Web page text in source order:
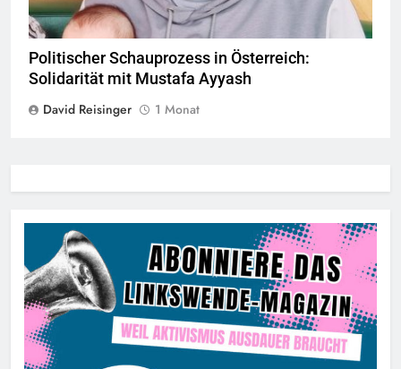
Politischer Schauprozess in Österreich:
Solidarität mit Mustafa Ayyash
David Reisinger
1 Monat